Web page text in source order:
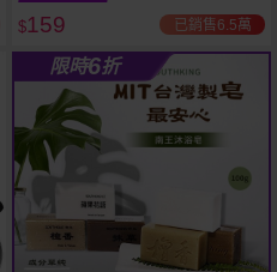
$159 已銷售6.5萬
限時6折